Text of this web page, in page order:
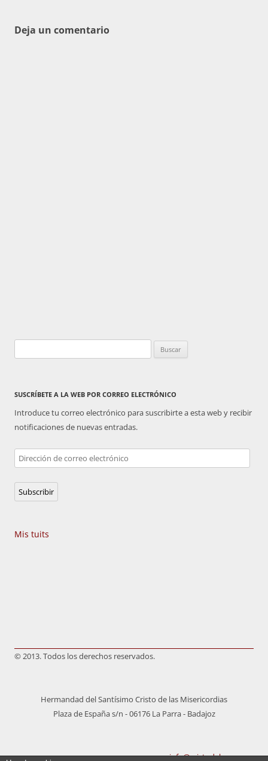
Deja un comentario
SUSCRÍBETE A LA WEB POR CORREO ELECTRÓNICO
Introduce tu correo electrónico para suscribirte a esta web y recibir
notificaciones de nuevas entradas.
Dirección
de
correo
electrónico
Subscribir
Mis tuits
© 2013. Todos los derechos reservados.
Hermandad del Santísimo Cristo de las Misericordias
Plaza de España s/n - 06176 La Parra - Badajoz
info@cristodelaparra.es